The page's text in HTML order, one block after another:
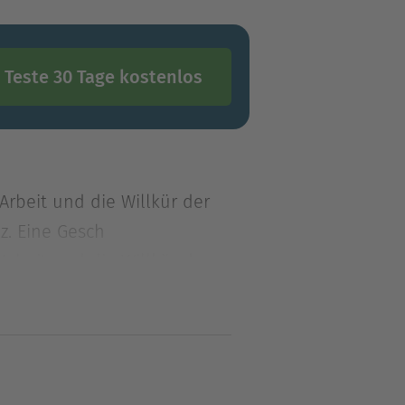
Teste 30 Tage kostenlos
und die Willkür der
Eine Gesch
Eine Geschichte von der